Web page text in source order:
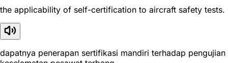
the applicability of self-certification to aircraft safety tests.
dapatnya penerapan sertifikasi mandiri terhadap pengujian